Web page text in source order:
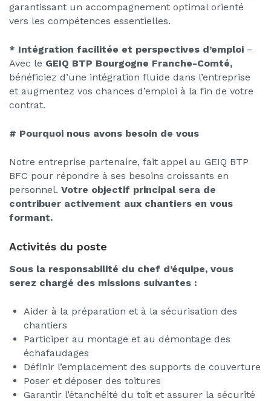
garantissant un accompagnement optimal orienté
vers les compétences essentielles.
* Intégration facilitée et perspectives d’emploi –
Avec le GEIQ BTP Bourgogne Franche-Comté,
bénéficiez d’une intégration fluide dans l’entreprise
et augmentez vos chances d’emploi à la fin de votre
contrat.
# Pourquoi nous avons besoin de vous
Notre entreprise partenaire, fait appel au GEIQ BTP
BFC pour répondre à ses besoins croissants en
personnel. Votre objectif principal sera de
contribuer activement aux chantiers en vous
formant.
Activités du poste
Sous la responsabilité du chef d’équipe, vous
serez chargé des missions suivantes :
Aider à la préparation et à la sécurisation des
chantiers
Participer au montage et au démontage des
échafaudages
Définir l’emplacement des supports de couverture
Poser et déposer des toitures
Garantir l’étanchéité du toit et assurer la sécurité